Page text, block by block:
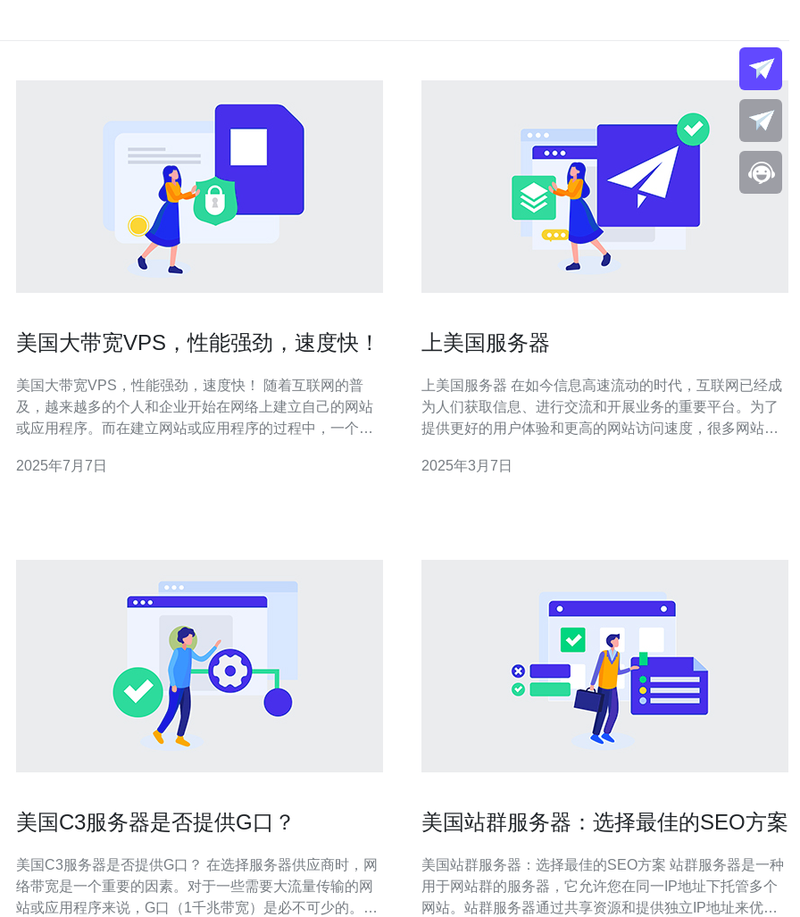
美国大带宽VPS，性能强劲，速度快！
美国大带宽VPS，性能强劲，速度快！ 随着互联网的普
及，越来越多的个人和企业开始在网络上建立自己的网站
或应用程序。而在建立网站或应用程序的过程中，一个重
拟专用服务器（VPS）。 VPS是一种虚拟化技术，可以将
2025年7月7日
上美国服务器
上美国服务器 在如今信息高速流动的时代，互联网已经成
为人们获取信息、进行交流和开展业务的重要平台。为了
提供更好的用户体验和更高的网站访问速度，很多网站选
成为了众多网站运营者的首要选择。 美国作为全球最大的
2025年3月7日
美国C3服务器是否提供G口？
美国C3服务器是否提供G口？ 在选择服务器供应商时，网
络带宽是一个重要的因素。对于一些需要大流量传输的网
站或应用程序来说，G口（1千兆带宽）是必不可少的。本
美国站群服务器：选择最佳的SEO方案
美国站群服务器：选择最佳的SEO方案 站群服务器是一种
用于网站群的服务器，它允许您在同一IP地址下托管多个
网站。站群服务器通过共享资源和提供独立IP地址来优化